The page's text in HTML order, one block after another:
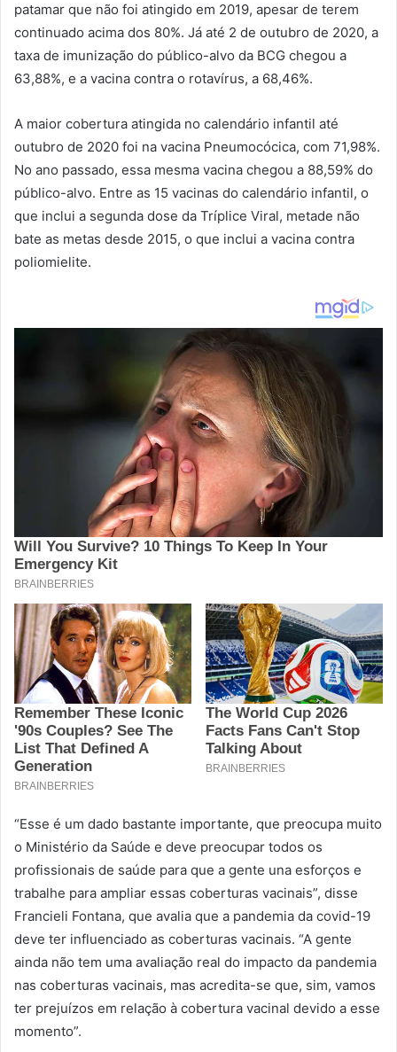
patamar que não foi atingido em 2019, apesar de terem
continuado acima dos 80%. Já até 2 de outubro de 2020, a
taxa de imunização do público-alvo da BCG chegou a
63,88%, e a vacina contra o rotavírus, a 68,46%.
A maior cobertura atingida no calendário infantil até
outubro de 2020 foi na vacina Pneumocócica, com 71,98%.
No ano passado, essa mesma vacina chegou a 88,59% do
público-alvo. Entre as 15 vacinas do calendário infantil, o
que inclui a segunda dose da Tríplice Viral, metade não
bate as metas desde 2015, o que inclui a vacina contra
poliomielite.
“Esse é um dado bastante importante, que preocupa muito
o Ministério da Saúde e deve preocupar todos os
profissionais de saúde para que a gente una esforços e
trabalhe para ampliar essas coberturas vacinais”, disse
Francieli Fontana, que avalia que a pandemia da covid-19
deve ter influenciado as coberturas vacinais. “A gente
ainda não tem uma avaliação real do impacto da pandemia
nas coberturas vacinais, mas acredita-se que, sim, vamos
ter prejuízos em relação à cobertura vacinal devido a esse
momento”.